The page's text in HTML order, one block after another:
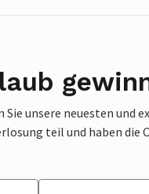
unsere neuesten und
teil und haben die